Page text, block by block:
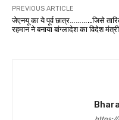
PREVIOUS ARTICLE
जेएनयू का ये पूर्व छात्र………..जिसे
रहमान ने बनाया बांग्लादेश का विदेश मंत्री